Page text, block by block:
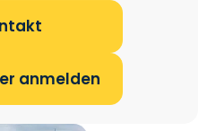
anmelden